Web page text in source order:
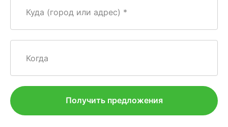
Куда (город или адрес)
Когда
Получить предложения